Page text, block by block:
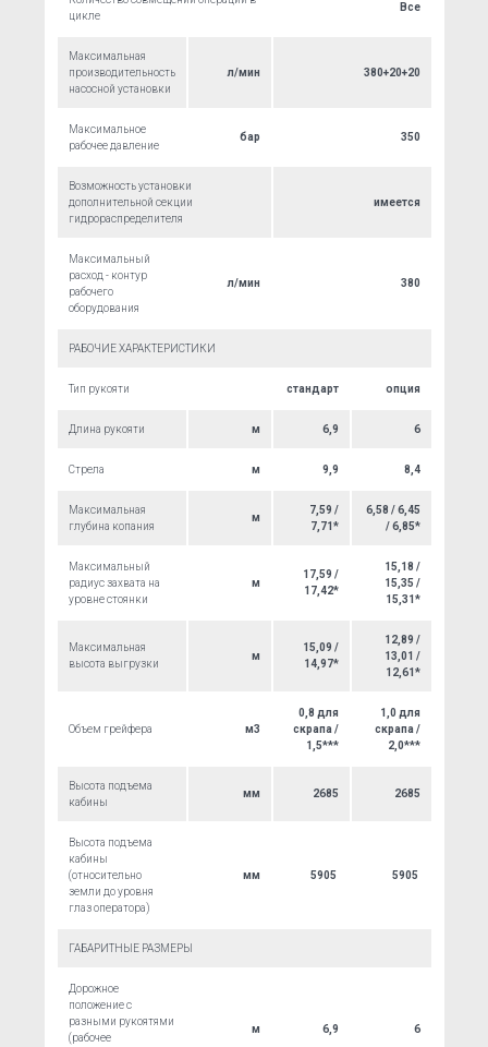
цикле
Все
Максимальная
производительность
насосной установки
л/мин 380+20+20
Максимальное
рабочее давление
бар 350
Возможность установки
дополнительной секции
гидрораспределителя
имеется
Максимальный
расход - контур
рабочего
оборудования
л/мин 380
РАБОЧИЕ ХАРАКТЕРИСТИКИ
Тип рукояти стандарт опция
Длина рукояти м 6,9 6
Стрела м 9,9 8,4
Максимальная
глубина копания
м
7,59 /
7,71*
6,58 / 6,45
/ 6,85*
Максимальный
радиус захвата на
уровне стоянки
м
17,59 /
17,42*
15,18 /
15,35 /
15,31*
Максимальная
высота выгрузки
м
15,09 /
14,97*
12,89 /
13,01 /
12,61*
Объем грейфера м3
0,8 для
скрапа /
1,5***
1,0 для
скрапа /
2,0***
Высота подъема
кабины
мм 2685 2685
Высота подъема
кабины
(относительно
земли до уровня
глаз оператора)
мм 5905 5905
ГАБАРИТНЫЕ РАЗМЕРЫ
Дорожное
положение с
разными рукоятями
(рабочее
м 6,9 6